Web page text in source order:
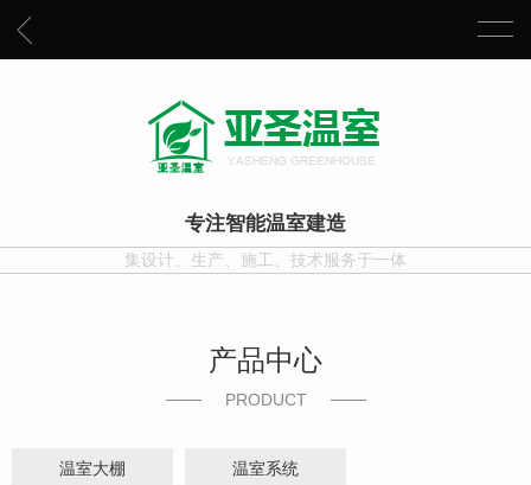
专注智能温室建造
集设计、生产、施工、技术服务于一体
产品中心
PRODUCT
温室大棚 温室系统